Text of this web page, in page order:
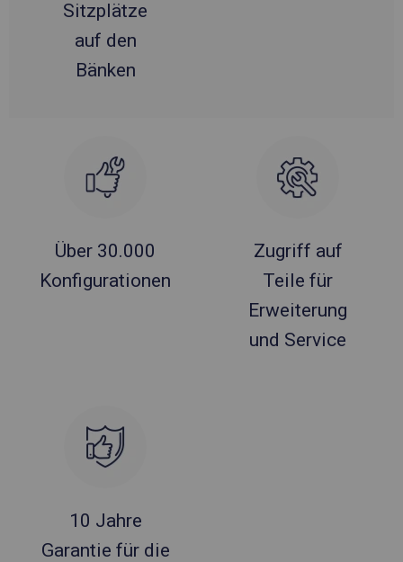
Sitzplätze
auf den
Bänken
Über 30.000
Konfigurationen
Zugriff auf
Teile für
Erweiterung
und Service
10 Jahre
Garantie für die